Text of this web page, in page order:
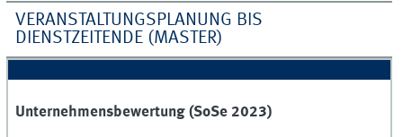
VERANSTALTUNGSPLANUNG BIS
DIENSTZEITENDE (MASTER)
Unternehmensbewertung (SoSe 2023)